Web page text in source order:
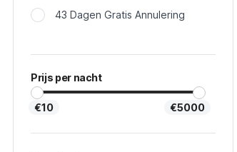
43 Dagen Gratis Annulering
Prijs per nacht
€10 €5000